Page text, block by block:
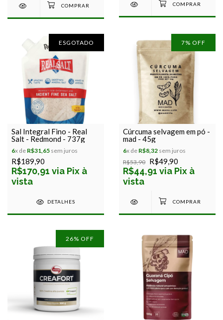
ESGOTADO
Sal Integral Fino - Real
Salt - Redmond - 737g
6x de R$31,65 sem juros
R$189,90
R$170,91 via Pix à
vista
DETALHES
7% OFF
Cúrcuma selvagem em pó -
mad - 45g
6x de R$8,32 sem juros
R$53,90 R$49,90
R$44,91 via Pix à
vista
26% OFF